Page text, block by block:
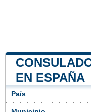
EN ESPAÑA
País